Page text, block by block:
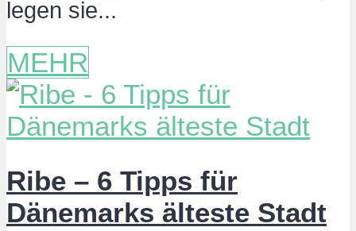
legen sie...
MEHR
Ribe – 6 Tipps für
Dänemarks älteste Stadt